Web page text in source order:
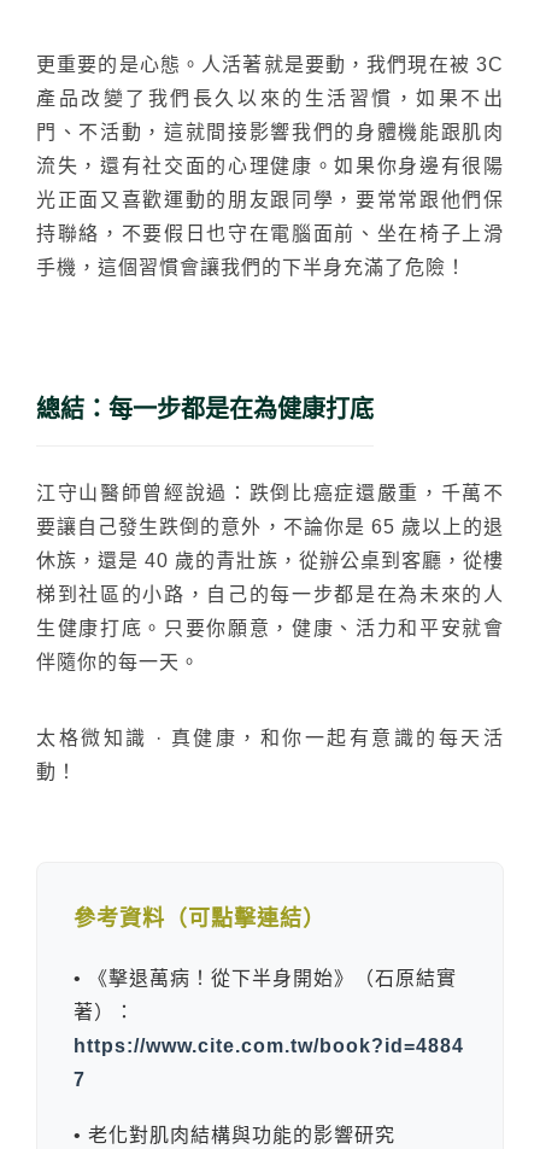
更重要的是心態。人活著就是要動，我們現在被 3C
產品改變了我們長久以來的生活習慣，如果不出
門、不活動，這就間接影響我們的身體機能跟肌肉
流失，還有社交面的心理健康。如果你身邊有很陽
光正面又喜歡運動的朋友跟同學，要常常跟他們保
持聯絡，不要假日也守在電腦面前、坐在椅子上滑
手機，這個習慣會讓我們的下半身充滿了危險！
總結：每一步都是在為健康打底
江守山醫師曾經說過：跌倒比癌症還嚴重，千萬不
要讓自己發生跌倒的意外，不論你是 65 歲以上的退
休族，還是 40 歲的青壯族，從辦公桌到客廳，從樓
梯到社區的小路，自己的每一步都是在為未來的人
生健康打底。只要你願意，健康、活力和平安就會
伴隨你的每一天。
太格微知識 · 真健康，和你一起有意識的每天活
動！
參考資料（可點擊連結）
• 《擊退萬病！從下半身開始》（石原結實
著）：
https://www.cite.com.tw/book?id=4884
7
• 老化對肌肉結構與功能的影響研究